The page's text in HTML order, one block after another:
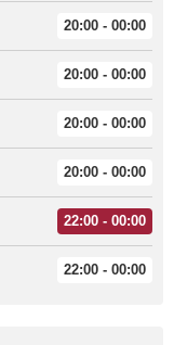
20:00 - 00:00
20:00 - 00:00
20:00 - 00:00
20:00 - 00:00
22:00 - 00:00
22:00 - 00:00